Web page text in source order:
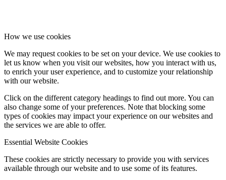
How we use cookies
We may request cookies to be set on your device. We use cookies to
let us know when you visit our websites, how you interact with us,
to enrich your user experience, and to customize your relationship
with our website.
Click on the different category headings to find out more. You can
also change some of your preferences. Note that blocking some
types of cookies may impact your experience on our websites and
the services we are able to offer.
Essential Website Cookies
These cookies are strictly necessary to provide you with services
available through our website and to use some of its features.